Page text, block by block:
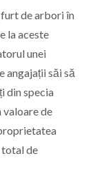
de arbori în
la aceste
unei
angajații săi să
din specia
valoare de
total de